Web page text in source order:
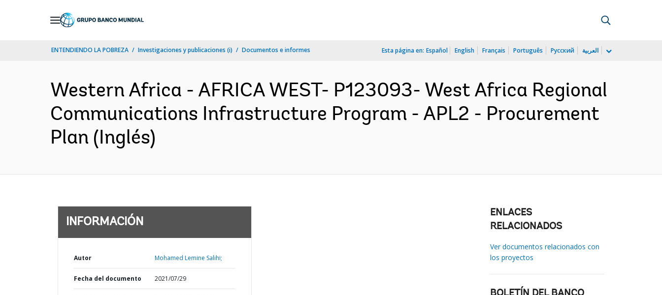
ENTENDIENDO LA POBREZA Investigaciones y publicaciones (i) Documentos e informes Esta página en: Español English Français Português Русский العربية
Western Africa - AFRICA WEST- P123093- West Africa Regional
Communications Infrastructure Program - APL2 - Procurement
Plan (Inglés)
INFORMACIÓN
Autor Mohamed Lemine Salihi;
Fecha del documento 2021/07/29
ENLACES
RELACIONADOS
Ver documentos relacionados con
los proyectos